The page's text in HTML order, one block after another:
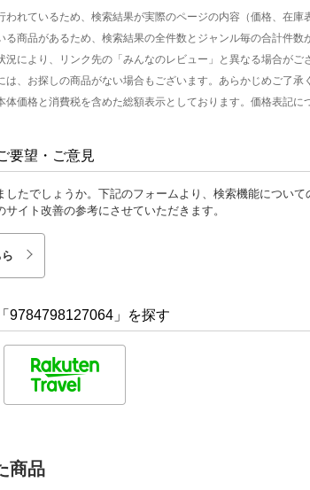
れているため、検索結果が実際のページの内容（価格、在庫
商品があるため、検索結果の全件数とジャンル毎の合計件数
により、リンク先の「みんなのレビュー」と異なる場合がご
、お探しの商品がない場合もございます。あらかじめご了
価格と消費税を含めた総額表示としております。価格表記に
要望・ご意見
したでしょうか。下記のフォームより、検索機能について
イト改善の参考にさせていただきます。
9784798127064」を探す
商品